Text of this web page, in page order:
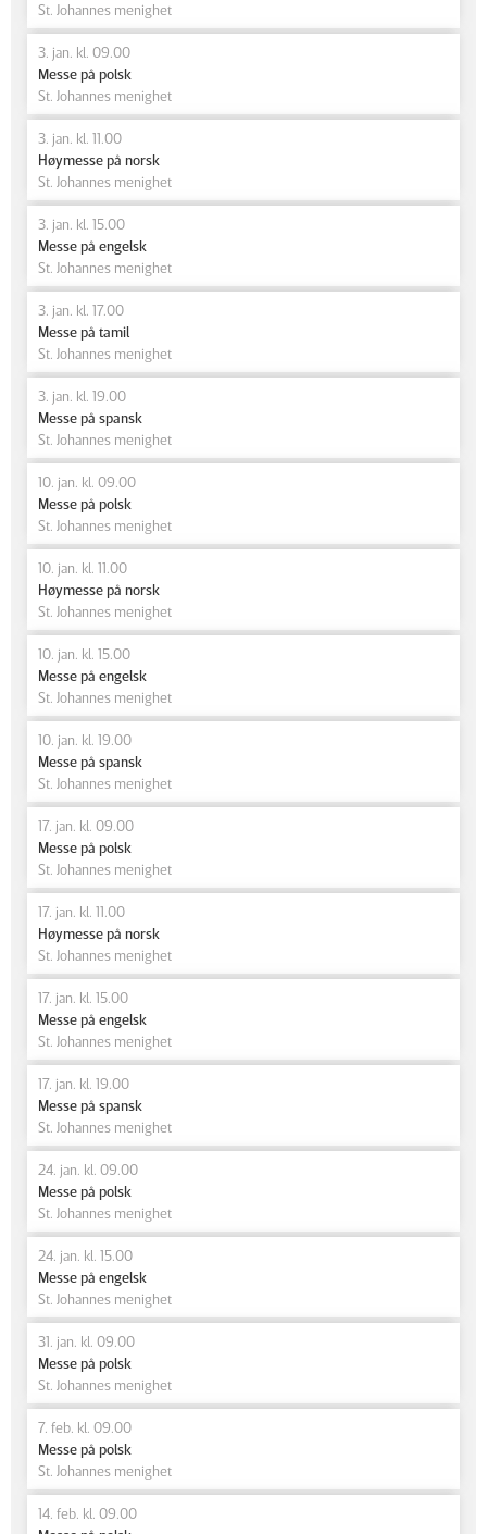
St. Johannes menighet
3. jan. kl. 09.00
Messe på polsk
St. Johannes menighet
3. jan. kl. 11.00
Høymesse på norsk
St. Johannes menighet
3. jan. kl. 15.00
Messe på engelsk
St. Johannes menighet
3. jan. kl. 17.00
Messe på tamil
St. Johannes menighet
3. jan. kl. 19.00
Messe på spansk
St. Johannes menighet
10. jan. kl. 09.00
Messe på polsk
St. Johannes menighet
10. jan. kl. 11.00
Høymesse på norsk
St. Johannes menighet
10. jan. kl. 15.00
Messe på engelsk
St. Johannes menighet
10. jan. kl. 19.00
Messe på spansk
St. Johannes menighet
17. jan. kl. 09.00
Messe på polsk
St. Johannes menighet
17. jan. kl. 11.00
Høymesse på norsk
St. Johannes menighet
17. jan. kl. 15.00
Messe på engelsk
St. Johannes menighet
17. jan. kl. 19.00
Messe på spansk
St. Johannes menighet
24. jan. kl. 09.00
Messe på polsk
St. Johannes menighet
24. jan. kl. 15.00
Messe på engelsk
St. Johannes menighet
31. jan. kl. 09.00
Messe på polsk
St. Johannes menighet
7. feb. kl. 09.00
Messe på polsk
St. Johannes menighet
14. feb. kl. 09.00